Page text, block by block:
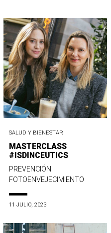
SALUD Y BIENESTAR
MASTERCLASS
#ISDINCEUTICS
PREVENCIÓN
FOTOENVEJECIMIENTO
11 JULIO, 2023